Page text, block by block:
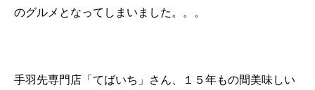
のグルメとなってしまいました。。。
手羽先専門店「てばいち」さん、１５年もの間美味しい